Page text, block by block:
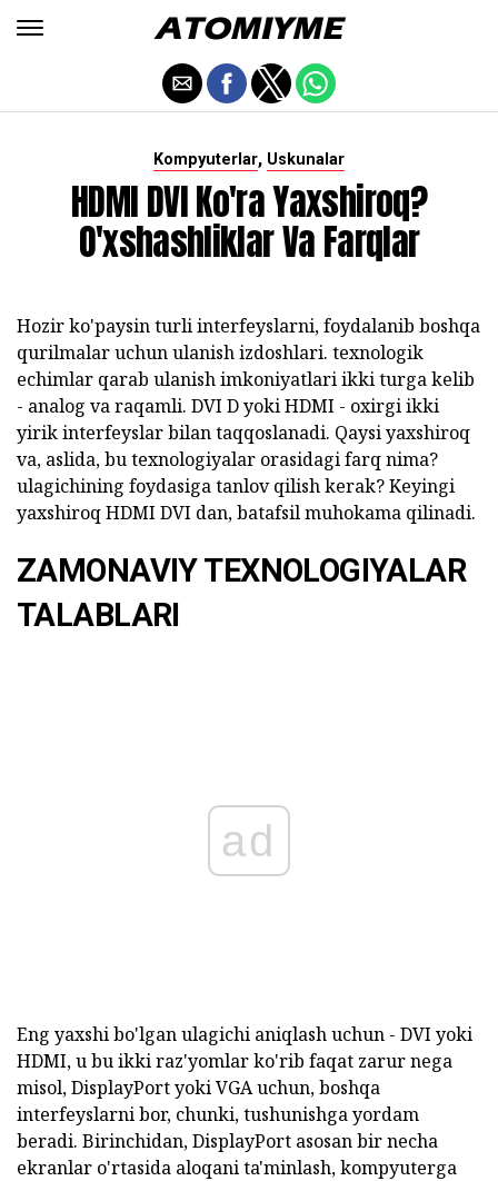
Kompyuterlar, Uskunalar
HDMI DVI Ko'ra Yaxshiroq?
O'xshashliklar Va Farqlar
Hozir ko'paysin turli interfeyslarni, foydalanib boshqa
qurilmalar uchun ulanish izdoshlari. texnologik
echimlar qarab ulanish imkoniyatlari ikki turga kelib
- analog va raqamli. DVI D yoki HDMI - oxirgi ikki
yirik interfeyslar bilan taqqoslanadi. Qaysi yaxshiroq
va, aslida, bu texnologiyalar orasidagi farq nima?
ulagichining foydasiga tanlov qilish kerak? Keyingi
yaxshiroq HDMI DVI dan, batafsil muhokama qilinadi.
ZAMONAVIY TEXNOLOGIYALAR
TALABLARI
ad
Eng yaxshi bo'lgan ulagichi aniqlash uchun - DVI yoki
HDMI, u bu ikki raz'yomlar ko'rib faqat zarur nega
misol, DisplayPort yoki VGA uchun, boshqa
interfeyslarni bor, chunki, tushunishga yordam
beradi. Birinchidan, DisplayPort asosan bir necha
ekranlar o'rtasida aloqani ta'minlash, kompyuterga